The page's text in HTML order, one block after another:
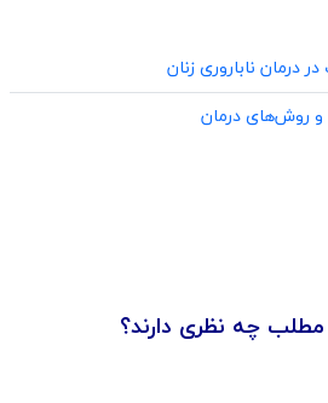
درمان ناباروری زنان
و روش‌های درمان
چه نظری دارند؟